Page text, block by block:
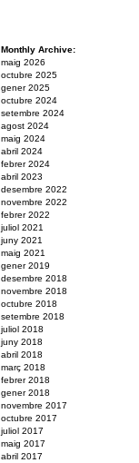
Monthly Archive:
maig 2026
octubre 2025
gener 2025
octubre 2024
setembre 2024
agost 2024
maig 2024
abril 2024
febrer 2024
abril 2023
desembre 2022
novembre 2022
febrer 2022
juliol 2021
juny 2021
maig 2021
gener 2019
desembre 2018
novembre 2018
octubre 2018
setembre 2018
juliol 2018
juny 2018
abril 2018
març 2018
febrer 2018
gener 2018
novembre 2017
octubre 2017
juliol 2017
maig 2017
abril 2017